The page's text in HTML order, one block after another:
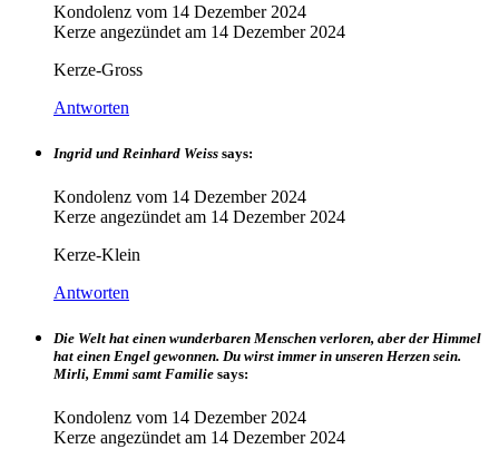
Kondolenz vom 14 Dezember 2024
Kerze angezündet am 14 Dezember 2024
Kerze-Gross
Antworten
Ingrid und Reinhard Weiss says:
Kondolenz vom 14 Dezember 2024
Kerze angezündet am 14 Dezember 2024
Kerze-Klein
Antworten
Die Welt hat einen wunderbaren Menschen verloren, aber der Himmel
hat einen Engel gewonnen. Du wirst immer in unseren Herzen sein.
Mirli, Emmi samt Familie says:
Kondolenz vom 14 Dezember 2024
Kerze angezündet am 14 Dezember 2024